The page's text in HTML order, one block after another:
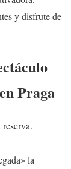
y disfrute de
Praga
la